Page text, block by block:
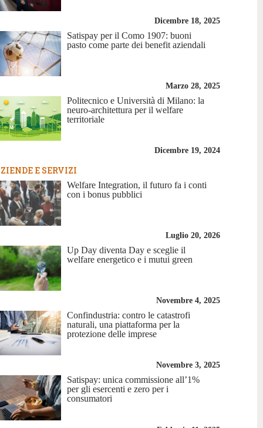
Dicembre 18, 2025
Satispay per il Como 1907: buoni
pasto come parte dei benefit aziendali
Marzo 28, 2025
Politecnico e Università di Milano: la
neuro-architettura per il welfare
territoriale
Dicembre 19, 2024
E SERVIZI
Welfare Integration, il futuro fa i conti
con i bonus pubblici
Luglio 20, 2026
Up Day diventa Day e sceglie il
welfare energetico e i mutui green
Novembre 4, 2025
Confindustria: contro le catastrofi
naturali, una piattaforma per la
protezione delle imprese
Novembre 3, 2025
Satispay: unica commissione all’1%
per gli esercenti e zero per i
consumatori